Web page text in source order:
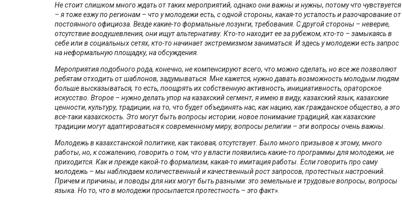
Не стоит слишком много ждать от таких мероприятий, однако они важны и нужны, потому что чувствуется
– я тоже езжу по регионам – что у молодежи есть, с одной стороны, какая-то усталость и разочарование от
постоянного официоза. Везде какие-то формальные лозунги, требования. С другой стороны – неверие,
отсутствие воодушевления, они ищут альтернативу. Кто-то находит ее за рубежом, кто-то – замыкаясь в
себе или в социальных сетях, кто-то начинает экстремизмом заниматься. И здесь у молодежи есть запрос
на неформальную площадку, на обсуждения.
Мероприятия подобного рода, конечно, не компенсируют всего, что можно сделать, но все же позволяют
ребятам отходить от шаблонов, задумываться. Мне кажется, нужно давать возможность молодым людям
больше высказываться, то есть, поощрять их собственную активность, инициативность, ораторское
искусство. Второе – нужно делать упор на казахский сегмент, я имею в виду, казахский язык, казахские
ценности, культуру, традиции, на то, что будет объединять нас, как нацию, как гражданское общество, а это
все-таки казахскость. Это могут быть вопросы истории, новое понимание традиций, как казахские
традиции могут адаптироваться к современному миру, вопросы религии – эти вопросы очень важны.
Молодежь в казахстанской политике, как таковая, отсутствует. Было много призывов к этому, много
работы, но, к сожалению, говорить о том, что у власти появились какие-то программы для молодежи, не
приходится. Как и прежде какой-то формализм, какая-то имитация работы. Если говорить про саму
молодежь – мы наблюдаем количественный и качественный рост запросов, протестных настроений.
Причем и причины, и поводы для них могут быть разными: это земельные и трудовые вопросы, вопросы
языка. Но то, что в молодежи просыпается протестность – это факт».